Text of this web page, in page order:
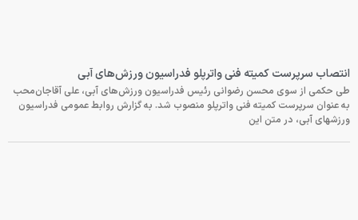
انتصاب سرپرست کمیته فنی واترپلو فدراسیون ورزش‌های آبی
طی حکمی از سوی محسن رضوانی رئیس فدراسیون ورزش‌های آبی، علی آقاجان‌محب
به عنوان سرپرست کمیته فنی واترپلو منصوب شد. به گزارش روابط عمومی فدراسیون
ورزشهای آبی، در متن این